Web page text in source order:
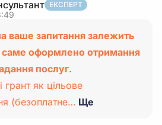
ЕКСПЕРТ
ваше запитання залежить
саме оформлено отримання
послуг.
як цільове
(безоплатне… Ще